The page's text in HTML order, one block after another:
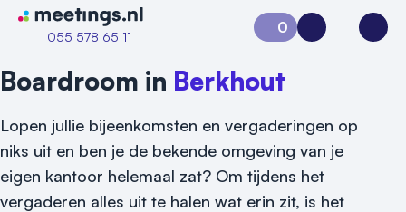
Naar home van Meetings
055 578 65 11
0
Aanvraag 0Inloggen
Boardroom in Berkhout
Lopen jullie bijeenkomsten en vergaderingen op
niks uit en ben je de bekende omgeving van je
eigen kantoor helemaal zat? Om tijdens het
vergaderen alles uit te halen wat erin zit, is het